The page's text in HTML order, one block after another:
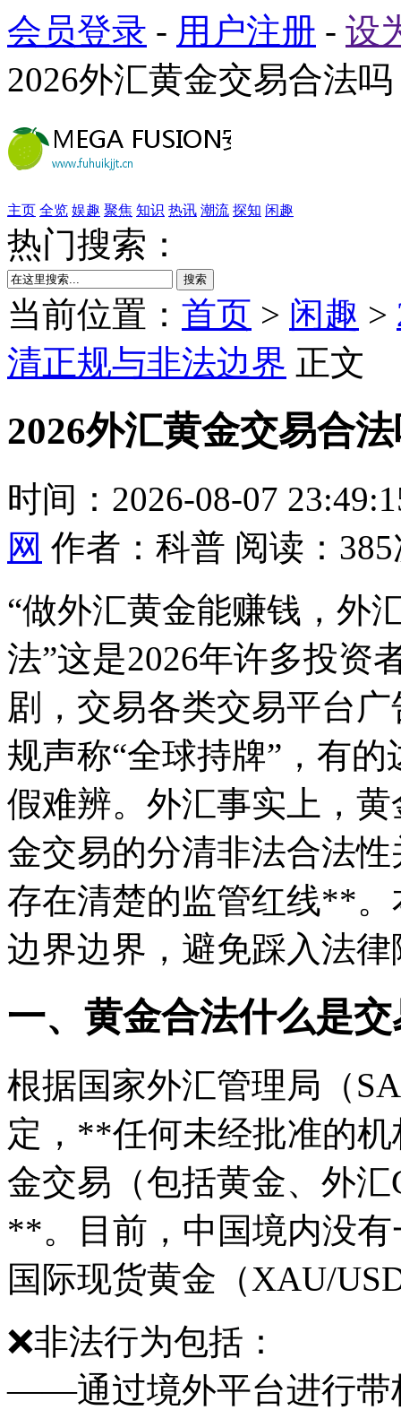
会员登录 - 用户注册 - 设
2026外汇黄金交易合法
主页 全览 娱趣 聚焦 知识 热讯 潮流 探知 闲趣
热门搜索：
搜索
当前位置： 首页 > 闲趣 >
清正规与非法边界 正文
2026外汇黄金交易合
时间：2026-08-07
网 作者：科普 阅读：
“做外汇黄金能赚钱，外
法”这是2026年许多投资
剧，交易各类交易平台
规声称“全球持牌”，有
假难辨。外汇事实上，
金交易的分清非法合法
存在清楚的监管红线**
边界边界，避免踩入法
一、黄金合法什么是交
根据国家外汇管理局（
定，**任何未经批准的
金交易（包括黄金、外
**。目前，中国境内没
国际现货黄金（XAU/
❌非法行为包括：
——通过境外平台进行带